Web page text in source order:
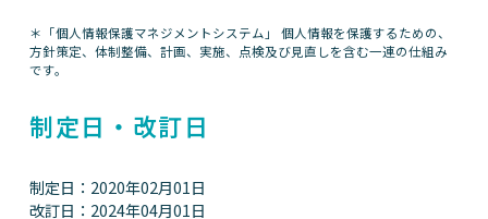
＊「個人情報保護マネジメントシステム」 個人情報を保護するための、
方針策定、体制整備、計画、実施、点検及び見直しを含む一連の仕組み
です。
制定日・改訂日
制定日：2020年02月01日
改訂日：2024年04月01日